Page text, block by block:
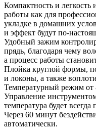
Компактность и
работы как для
укладке в домашних
и эффект будут по-
Удобный зажим
прядь, благодаря чему
а процесс работы
Плойка круглой формы,
и локоны, а также
Температурный режим от
Управление
температура будет всегда
Через 60 минут
автоматически.